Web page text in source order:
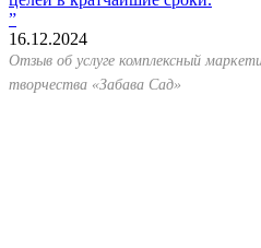
16.12.2024
Отзыв об услуге комплексный
творчества «Забава Сад»